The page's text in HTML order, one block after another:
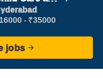
care
- ₹35000
jobs